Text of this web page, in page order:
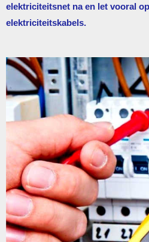
elektriciteitsnet na en let vooral
elektriciteitskabels.